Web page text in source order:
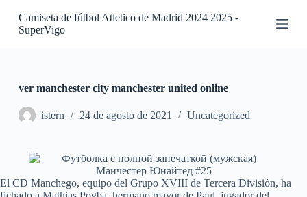
S
i
Camiseta de fútbol Atletico de Madrid 2024 2025 -
SuperVigo
ver manchester city manchester united online
istern 24 de agosto de 2021 Uncategorized
El CD Manchego, equipo del Grupo XVIII de Tercera División, ha